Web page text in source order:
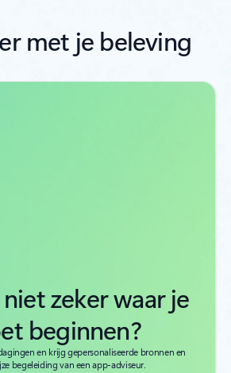
met je beleving
zeker waar je
beginnen?
en krijg gepersonaliseerde bronnen en
begeleiding van een app-adviseur.